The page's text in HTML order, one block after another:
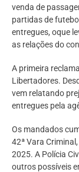
venda de
partidas de
entregues, oque
as relações do
A primeira
Libertadores.
vem relatando
entregues pela
Os mandados
42ª Vara
2025. A Polícia
outros possíveis